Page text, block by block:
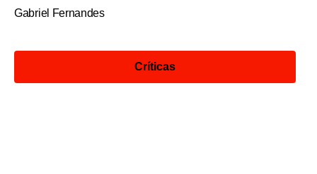
Gabriel Fernandes
Críticas